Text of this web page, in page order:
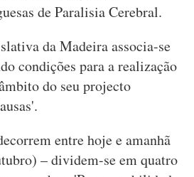
de Paralisia Cerebral.
da Madeira associa-se
condições para a realização
do seu projecto
entre hoje e amanhã
– dividem-se em quatro